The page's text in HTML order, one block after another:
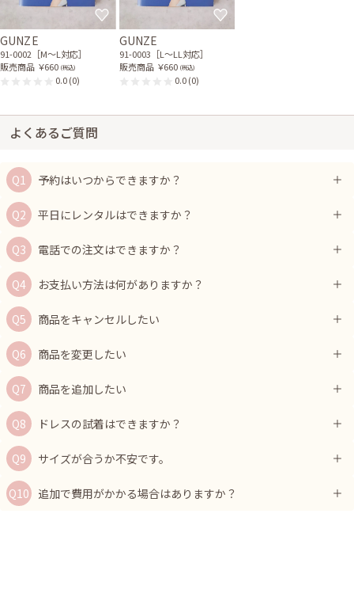
GUNZE
91-0002［M〜L対応］
販売商品 ￥660 (税込)
0.0(0)
GUNZE
91-0003［L〜LL対応］
販売商品 ￥660 (税込)
0.0(0)
よくあるご質問
予約はいつからできますか？
平日にレンタルはできますか？
電話での注文はできますか？
お支払い方法は何がありますか？
商品をキャンセルしたい
商品を変更したい
商品を追加したい
ドレスの試着はできますか？
サイズが合うか不安です。
追加で費用がかかる場合はありますか？